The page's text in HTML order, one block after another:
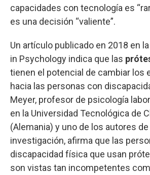
capacidades con tecnología es
es una decisión “valiente”.
Un artículo publicado en 2018 en
in Psychology indica que las
tienen el potencial de cambiar los
hacia las personas con
Meyer, profesor de psicología
en la Universidad Tecnológica de
(Alemania) y uno de los autores
investigación, afirma que las
discapacidad física que usan
son vistas tan incompetentes